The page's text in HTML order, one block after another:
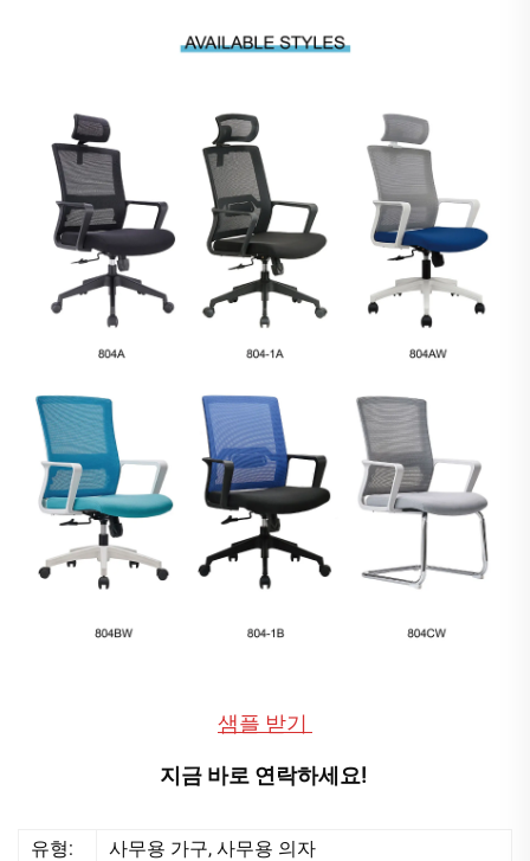
샘플 받기
지금 바로 연락하세요!
유형: 사무용 가구, 사무용 의자